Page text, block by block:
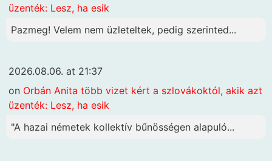
üzenték: Lesz, ha esik
Pazmeg! Velem nem üzleteltek, pedig szerinted...
2026.08.06. at 21:37
on Orbán Anita több vizet kért a szlovákoktól, akik azt
üzenték: Lesz, ha esik
"A hazai németek kollektív bűnösségen alapuló...